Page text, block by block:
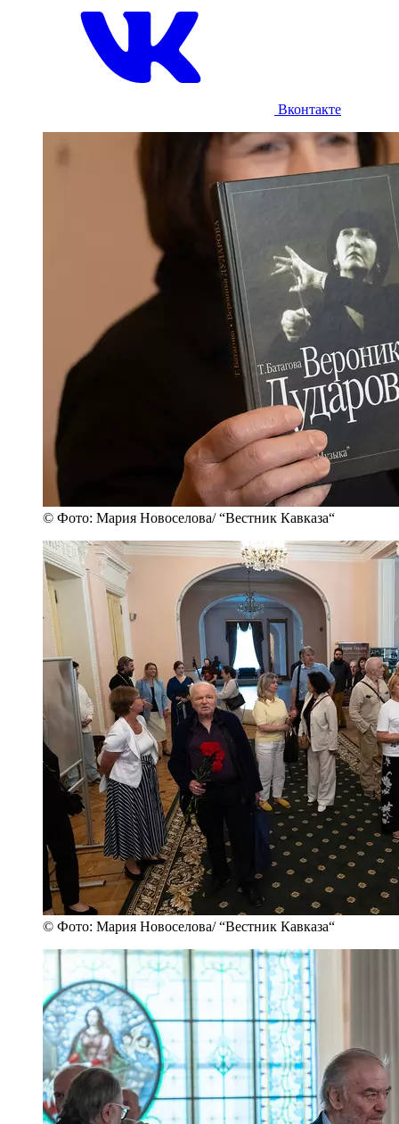
справедливо, потому что она свою жизнь
посвятила искусству, музыке, слушателям и не
только в пределах нашей страны. Моя бабушка,
несмотря на все ее регалии, звания и награды,
была максимально скромным человеком по жизни.
обрадована, когда узнала бы, что теперь адрес ее
новой прописки - ее горячо любимая Московская
государственная консерватория.
Поделиться
Новости
Вконтакте
© Фото: Мария Новоселова/ “Вестник Кавказа“